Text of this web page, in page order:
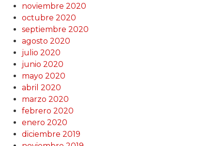
noviembre 2020
octubre 2020
septiembre 2020
agosto 2020
julio 2020
junio 2020
mayo 2020
abril 2020
marzo 2020
febrero 2020
enero 2020
diciembre 2019